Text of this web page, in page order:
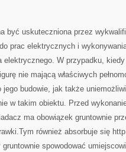
być uskuteczniona przez
prac elektrycznych i
elektrycznego. W przypadku,
nie mającą właściwych
jego budowie, jak także
w takim obiektu. Przed
ma obowiązek gruntownie
również absorbuje się
spowodować